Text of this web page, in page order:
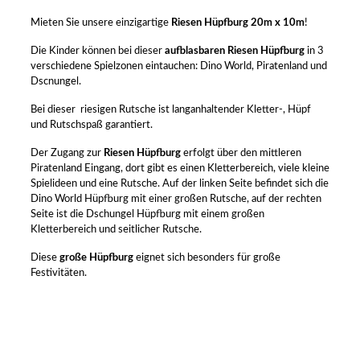
Mieten Sie unsere einzigartige Riesen Hüpfburg 20m x 10m!
Die Kinder können bei dieser aufblasbaren Riesen Hüpfburgin 3
verschiedene Spielzonen eintauchen: Dino World, Piratenland und
Dscnungel.
Bei dieser riesigen Rutsche ist langanhaltender Kletter-, Hüpf
und Rutschspaß garantiert.
Der Zugang zur Riesen Hüpfburgerfolgt über den mittleren
Piratenland Eingang, dort gibt es einen Kletterbereich, viele kleine
Spielideen und eine Rutsche. Auf der linken Seite befindet sich die
Dino World Hüpfburg mit einer großen Rutsche, auf der rechten
Seite ist die Dschungel Hüpfburg mit einem großen
Kletterbereich und seitlicher Rutsche.
Diese große Hüpfburgeignet sich besonders für große
Festivitäten.